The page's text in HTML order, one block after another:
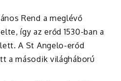
Rend a meglévő
így az erőd 1530-ban a
A St Angelo-erőd
a második világháború